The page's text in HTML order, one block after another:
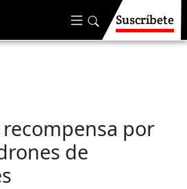
Suscríbete
recompensa por
de